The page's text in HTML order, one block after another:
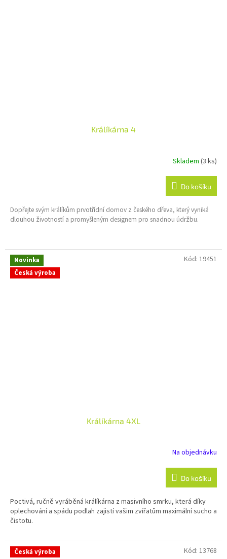
Králíkárna 4
z
5
Skladem(3 ks)
Do košíku
Dopřejte svým králíkům prvotřídní domov z českého dřeva, který vyniká
dlouhou životností a promyšleným designem pro snadnou údržbu.
Novinka
Česká výroba
Králíkárna 4XL
Na objednávku
Do košíku
Poctivá, ručně vyráběná králíkárna z masivního smrku, která díky
oplechování a spádu podlah zajistí vašim zvířatům maximální sucho a
čistotu.
Kód: 19451
Česká výroba Kód: 13768